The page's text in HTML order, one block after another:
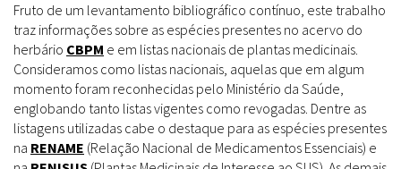
Fruto de um levantamento bibliográfico contínuo, este trabalho
traz informações sobre as espécies presentes no acervo do
herbário CBPM e em listas nacionais de plantas medicinais.
Consideramos como listas nacionais, aquelas que em algum
momento foram reconhecidas pelo Ministério da Saúde,
englobando tanto listas vigentes como revogadas. Dentre as
listagens utilizadas cabe o destaque para as espécies presentes
na RENAME (Relação Nacional de Medicamentos Essenciais) e